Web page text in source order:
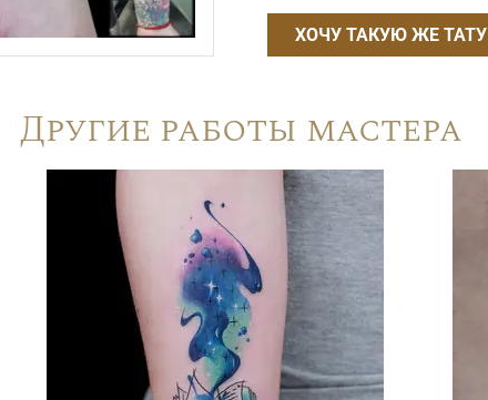
ХОЧУ ТАКУЮ ЖЕ ТАТУ
Другие работы мастера